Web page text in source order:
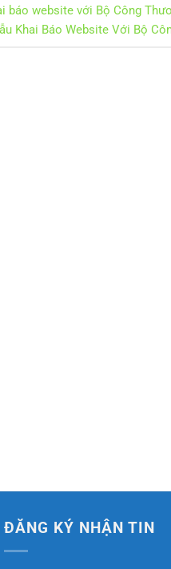
báo website với Bộ Công
Khai Báo Website Với Bộ
ĐĂNG KÝ NHẬN TIN